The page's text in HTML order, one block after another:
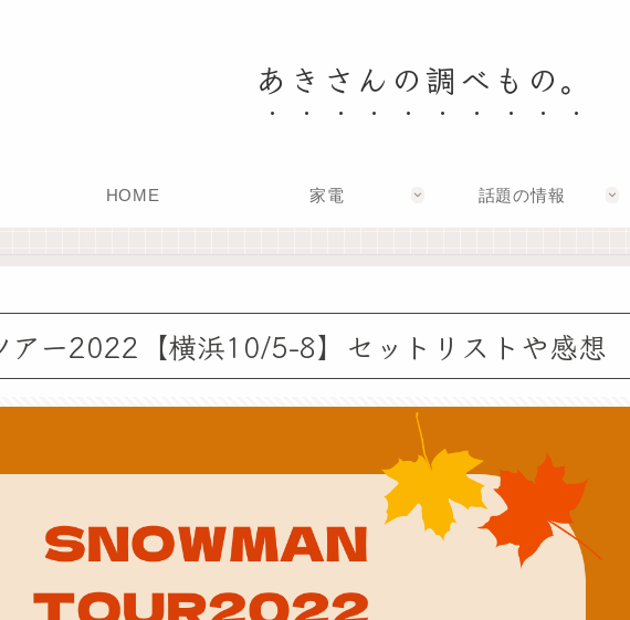
あきさんの調べもの。
HOME 家電 話題の情報
アー2022【横浜10/5-8】セットリストや感想